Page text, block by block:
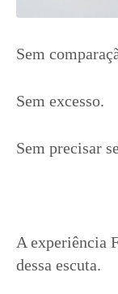
Sem
Sem excesso.
Sem precisar
A experiência
dessa escuta.